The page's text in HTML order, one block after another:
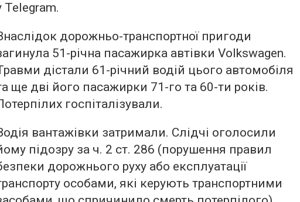
Telegram.
дорожньо-транспортної пригоди
51-річна пасажирка автівки Volkswagen.
дістали 61-річний водій цього автомобіля
ще дві його пасажирки 71-го та 60-ти років.
госпіталізували.
вантажівки затримали. Слідчі оголосили
підозру за ч. 2 ст. 286 (порушення правил
дорожнього руху або експлуатації
особами, які керують транспортними